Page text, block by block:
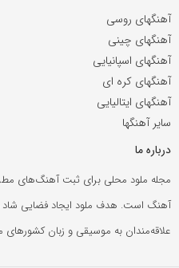
آهنگهای روسی
آهنگهای چینی
آهنگهای اسپانیایی
آهنگهای کره ای
آهنگهای ایتالیایی
سایر آهنگها
درباره ما
مجله ملود محلی برای ثبت آهنگ‌های
آهنگ است. هدف ملود ایجاد فضایی شاد
علاقه‌مندان به موسیقی و زبان